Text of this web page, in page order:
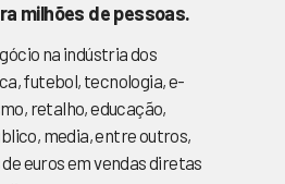
milhões de pessoas.
na indústria dos
futebol, tecnologia, e-
retalho, educação,
media, entre outros,
euros em vendas diretas